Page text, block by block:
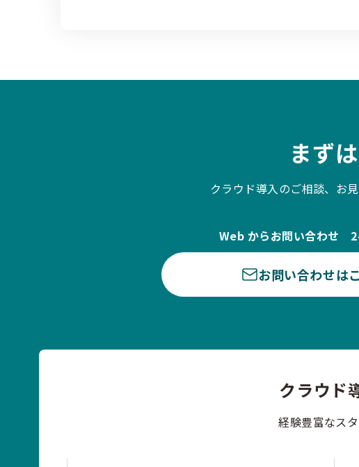
まず
クラウド導入のご相談、お
Web からお問い合わせ
お問い合わせは
クラウド
経験豊富なス